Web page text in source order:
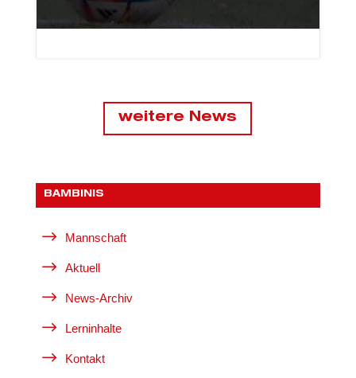
weitere News
BAMBINIS
$ Mannschaft
$ Aktuell
$ News-Archiv
$ Lerninhalte
$ Kontakt